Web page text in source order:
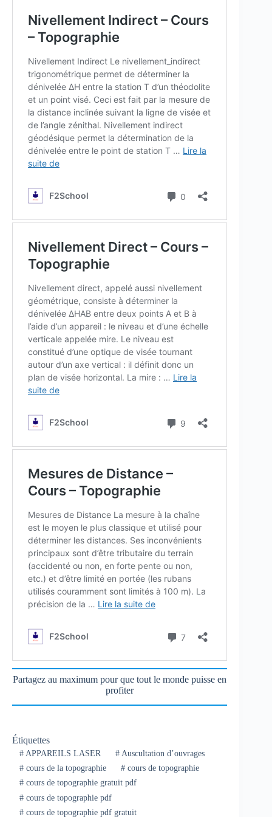
Partagez au maximum pour que tout le monde puisse en
profiter
Étiquettes
#APPAREILS LASER #Auscultation d’ouvrages
#cours de la topographie #cours de topographie
#cours de topographie gratuit pdf
#cours de topographie pdf
#cours de topographie pdf gratuit